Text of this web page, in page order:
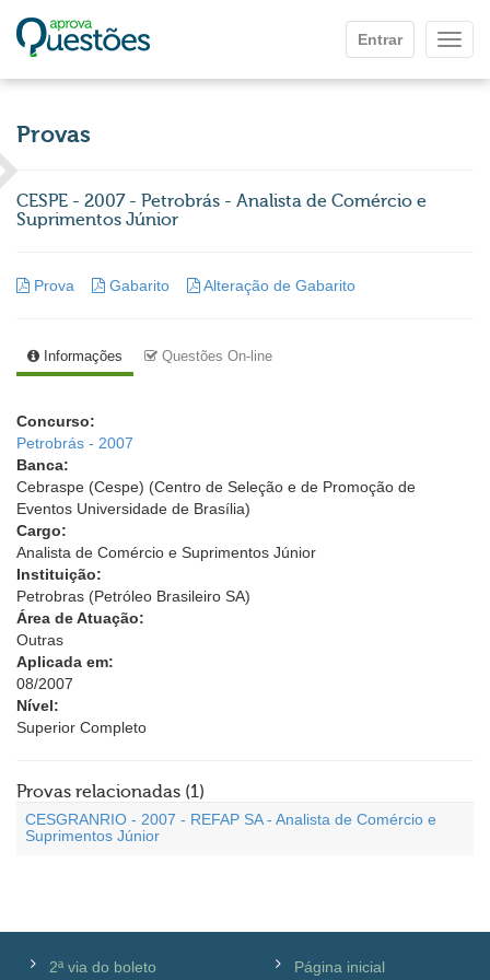
Entrar
Provas
CESPE - 2007 - Petrobrás - Analista de Comércio e
Suprimentos Júnior
Prova Gabarito Alteração de Gabarito
Informações Questões On-line
Concurso:
Petrobrás - 2007
Banca:
Cebraspe (Cespe) (Centro de Seleção e de Promoção de
Eventos Universidade de Brasília)
Cargo:
Analista de Comércio e Suprimentos Júnior
Instituição:
Petrobras (Petróleo Brasileiro SA)
Área de Atuação:
Outras
Aplicada em:
08/2007
Nível:
Superior Completo
Provas relacionadas (1)
CESGRANRIO - 2007 - REFAP SA - Analista de Comércio e
Suprimentos Júnior
2ª via do boleto Página inicial